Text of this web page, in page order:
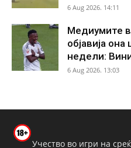
6 Aug 2026. 14:11
Медиумите
објавија
недели:
6 Aug 2026. 13:03
Учество во игри на